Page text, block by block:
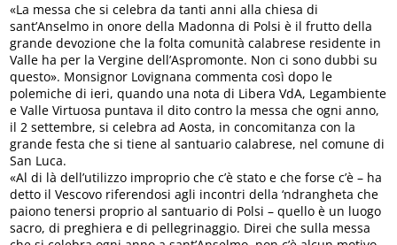
«La messa che si celebra da tanti anni alla chiesa di
sant’Anselmo in onore della Madonna di Polsi è il frutto della
grande devozione che la folta comunità calabrese residente in
Valle ha per la Vergine dell’Aspromonte. Non ci sono dubbi su
questo». Monsignor Lovignana commenta così dopo le
polemiche di ieri, quando una nota di Libera VdA, Legambiente
e Valle Virtuosa puntava il dito contro la messa che ogni anno,
il 2 settembre, si celebra ad Aosta, in concomitanza con la
grande festa che si tiene al santuario calabrese, nel comune di
San Luca.
«Al di là dell’utilizzo improprio che c’è stato e che forse c’è – ha
detto il Vescovo riferendosi agli incontri della ‘ndrangheta che
paiono tenersi proprio al santuario di Polsi – quello è un luogo
sacro, di preghiera e di pellegrinaggio. Direi che sulla messa